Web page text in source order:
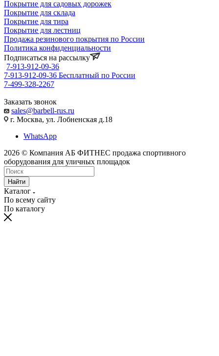
Покрытие для садовых дорожек
Покрытие для склада
Покрытие для тира
Покрытие для лестниц
Продажа резинового покрытия по России
Политика конфиденциальности
Подписаться на рассылку
7-913-912-09-36
7-913-912-09-36 Бесплатный по России
7-499-328-2267
Заказать звонок
sales@barbell-rus.ru
г. Москва, ул. Лобненская д.18
WhatsApp
2026 © Компания АБ ФИТНЕС продажа спортивного
оборудования для уличных площадок
Найти
Каталог
По всему сайту
По каталогу